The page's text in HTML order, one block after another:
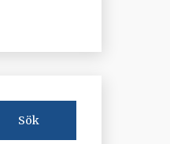
Sök